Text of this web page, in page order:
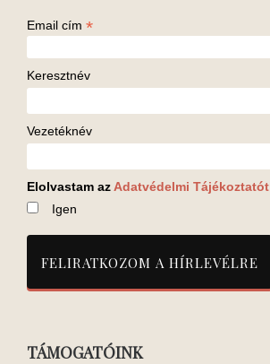
Email cím *
Keresztnév
Vezetéknév
Elolvastam az Adatvédelmi Tájékoztatót
Igen
TÁMOGATÓINK